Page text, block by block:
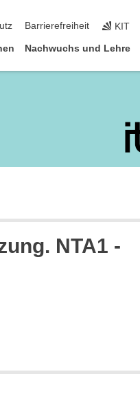
Barrierefreiheit KIT
Nachwuchs und Lehre
NTA1 -